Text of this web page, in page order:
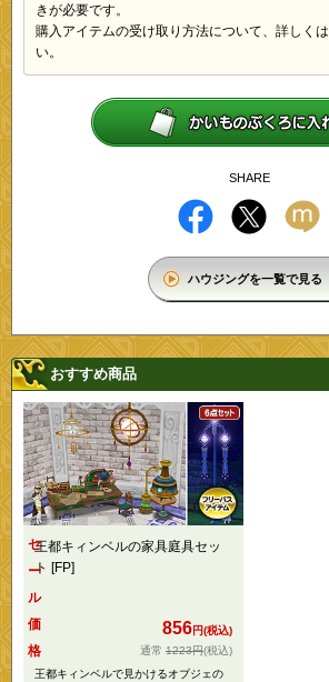
きが必要です。
購入アイテムの受け取り方法について、詳しくは
い。
SHARE
ハウジングを一覧で見る
おすすめ商品
王都キィンベルの家具庭具セッ
ト [FP]
セ
ー
ル
価
格
856円(税込)
1223円(税込)
王都キィンベルで見かけるオブジェの